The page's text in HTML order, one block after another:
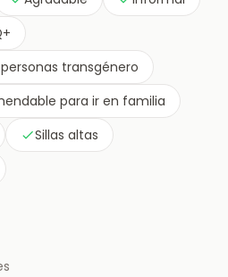
transgénero
para ir en familia
Sillas altas